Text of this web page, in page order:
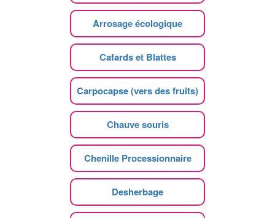
Arrosage écologique
Cafards et Blattes
Carpocapse (vers des fruits)
Chauve souris
Chenille Processionnaire
Desherbage